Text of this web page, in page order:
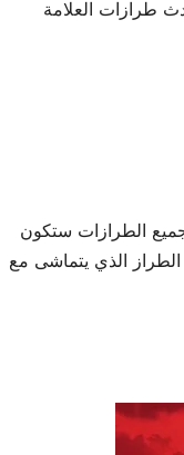
طرازات العلامة
الطرازات ستكون
الذي يتماشى مع